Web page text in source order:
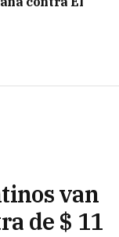
van
de $ 11